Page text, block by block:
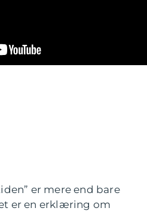
er mere end bare
er en erklæring om